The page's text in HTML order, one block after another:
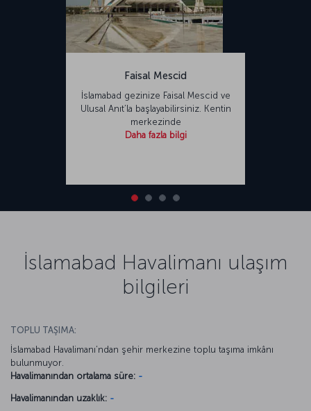
Faisal Mescid
İslamabad gezinize Faisal Mescid ve
Ulusal Anıt’la başlayabilirsiniz. Kentin
merkezinde
Daha fazla bilgi
İslamabad Havalimanı ulaşım
bilgileri
TOPLU TAŞIMA:
İslamabad Havalimanı’ndan şehir merkezine toplu taşıma imkânı
bulunmuyor.
Havalimanından ortalama süre: -
Havalimanından uzaklık: -